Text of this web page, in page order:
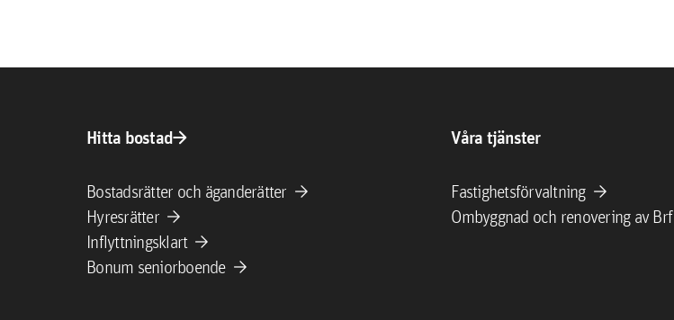
Hitta bostadarrow_forward
Bostadsrätter och äganderätter arrow_forward
Hyresrätter arrow_forward
Inflyttningsklart arrow_forward
Bonum seniorboende arrow_forward
Våra tjänster
Fastighetsförvaltning arrow_forward
Ombyggnad och renovering av Brf